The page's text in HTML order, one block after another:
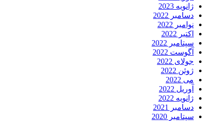
ژانویه 2023
دسامبر 2022
نوامبر 2022
اکتبر 2022
سپتامبر 2022
آگوست 2022
جولای 2022
ژوئن 2022
می 2022
آوریل 2022
ژانویه 2022
دسامبر 2021
سپتامبر 2020